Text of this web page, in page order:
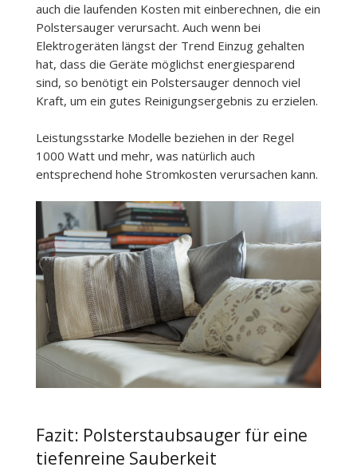
auch die laufenden Kosten mit einberechnen, die ein
Polstersauger verursacht. Auch wenn bei
Elektrogeräten längst der Trend Einzug gehalten
hat, dass die Geräte möglichst energiesparend
sind, so benötigt ein Polstersauger dennoch viel
Kraft, um ein gutes Reinigungsergebnis zu erzielen.
Leistungsstarke Modelle beziehen in der Regel
1000 Watt und mehr, was natürlich auch
entsprechend hohe Stromkosten verursachen kann.
Fazit: Polsterstaubsauger für eine
tiefenreine Sauberkeit